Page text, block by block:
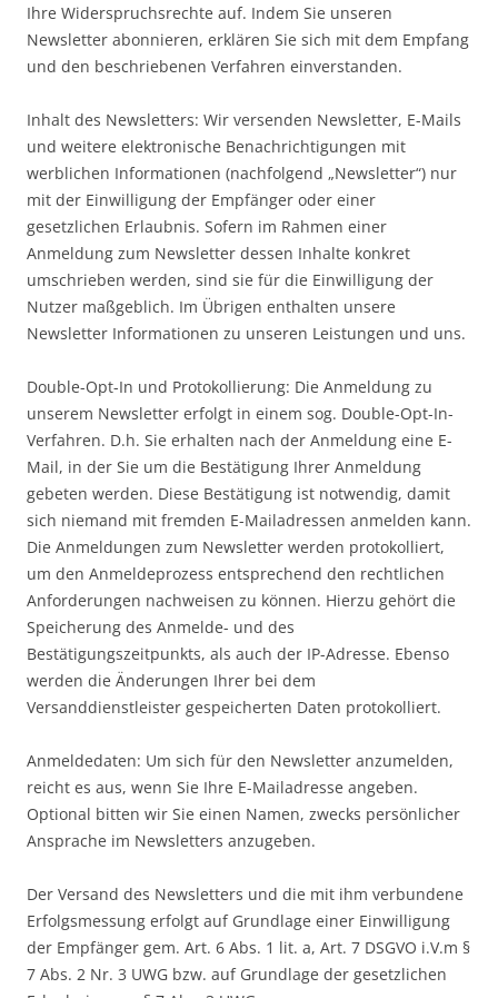
Ihre Widerspruchsrechte auf. Indem Sie unseren
Newsletter abonnieren, erklären Sie sich mit dem Empfang
und den beschriebenen Verfahren einverstanden.
Inhalt des Newsletters: Wir versenden Newsletter, E-Mails
und weitere elektronische Benachrichtigungen mit
werblichen Informationen (nachfolgend „Newsletter“) nur
mit der Einwilligung der Empfänger oder einer
gesetzlichen Erlaubnis. Sofern im Rahmen einer
Anmeldung zum Newsletter dessen Inhalte konkret
umschrieben werden, sind sie für die Einwilligung der
Nutzer maßgeblich. Im Übrigen enthalten unsere
Newsletter Informationen zu unseren Leistungen und uns.
Double-Opt-In und Protokollierung: Die Anmeldung zu
unserem Newsletter erfolgt in einem sog. Double-Opt-In-
Verfahren. D.h. Sie erhalten nach der Anmeldung eine E-
Mail, in der Sie um die Bestätigung Ihrer Anmeldung
gebeten werden. Diese Bestätigung ist notwendig, damit
sich niemand mit fremden E-Mailadressen anmelden kann.
Die Anmeldungen zum Newsletter werden protokolliert,
um den Anmeldeprozess entsprechend den rechtlichen
Anforderungen nachweisen zu können. Hierzu gehört die
Speicherung des Anmelde- und des
Bestätigungszeitpunkts, als auch der IP-Adresse. Ebenso
werden die Änderungen Ihrer bei dem
Versanddienstleister gespeicherten Daten protokolliert.
Anmeldedaten: Um sich für den Newsletter anzumelden,
reicht es aus, wenn Sie Ihre E-Mailadresse angeben.
Optional bitten wir Sie einen Namen, zwecks persönlicher
Ansprache im Newsletters anzugeben.
Der Versand des Newsletters und die mit ihm verbundene
Erfolgsmessung erfolgt auf Grundlage einer Einwilligung
der Empfänger gem. Art. 6 Abs. 1 lit. a, Art. 7 DSGVO i.V.m §
7 Abs. 2 Nr. 3 UWG bzw. auf Grundlage der gesetzlichen